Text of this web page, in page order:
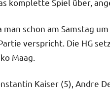
komplette Spiel über,
schon am Samstag
verspricht. Die HG
Maag.
Kaiser (5), Andre